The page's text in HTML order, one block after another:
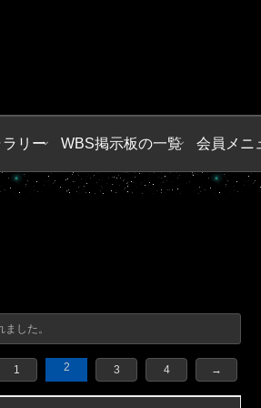
リー WBS掲示板の一覧 会員メニ
した。
1 2 3 4 →